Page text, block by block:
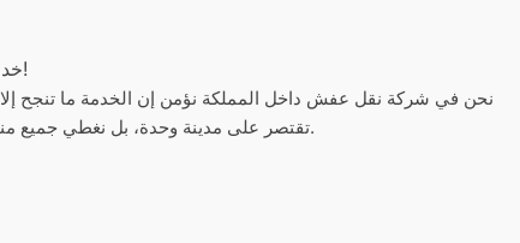
خدماتنا تغطي كل شبر داخل المملكة – نوصل لك وين ما كنت!
نحن في شركة نقل عفش داخل المملكة نؤمن إن الخدمة ما تنجح
تقتصر على مدينة وحدة، بل نغطي جميع مناطق ومحافظات المملكة بشكل يومي وعلى مدار الساعة.